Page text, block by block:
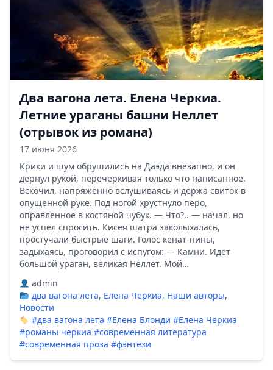
Два вагона лета. Елена Черкиа.
Летние ураганы башни Неллет
(отрывок из романа)
17 июня 2026
Крики и шум обрушились на Даэда внезапно, и он
дернул рукой, перечеркивая только что написанное.
Вскочил, напряженно вслушиваясь и держа свиток в
опущенной руке. Под ногой хрустнуло перо,
оправленное в костяной чубук. — Что?.. — начал, но
не успел спросить. Кисея шатра заколыхалась,
простучали быстрые шаги. Голос кенат-пины,
задыхаясь, проговорил с испугом: — Камни. Идет
большой ураган, великая Неллет. Мой…
admin
два вагона лета, Елена Черкиа, Наши авторы,
Новости
#два вагона лета #Елена Блонди #Елена Черкиа
#романы черкиа #современная литература
#современная проза #фэнтези